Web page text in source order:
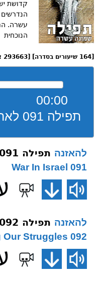
קדושת
עשרה.
הנוכחית
00:00
תפילה 091 לארצינו ארץ ישראל
להאזנה תפילה 091 לארצינו ארץ ישראל
091 War In Israel
להאזנה תפילה 092 נדחים
092 Overcoming Our Struggles